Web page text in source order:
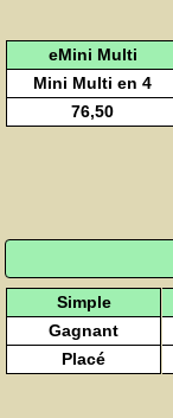
eMini Multi
Mini Multi en 4
76,50
Simple
Gagnant
Placé